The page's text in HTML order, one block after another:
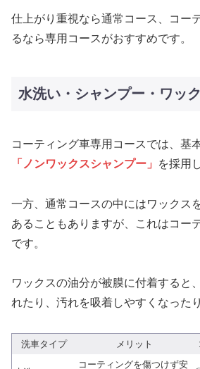
仕上がり重視なら通常コース、コー
るなら専用コースがおすすめです。
水洗い・シャンプー・ワッ
コーティング車専用コースでは、基
「ノンワックスシャンプー」
を採用
一方、通常コースの中にはワックス
あることもありますが、これはコー
です。
ワックスの油分が被膜に付着すると
れたり、汚れを吸着しやすくなった
洗車タイプ メリット
コーティングを傷つけず安